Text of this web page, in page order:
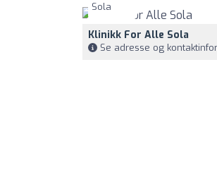
Klinikk For Alle Sola
Se adresse og